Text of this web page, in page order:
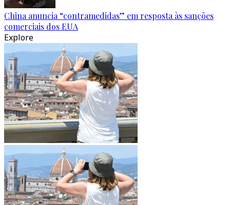
China anuncia “contramedidas” em resposta às sanções
comerciais dos EUA
Explore